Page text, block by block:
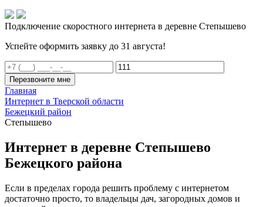
Подключение скоростного интернета в деревне Степышево
Успейте оформить заявку до 31 августа!
Перезвоните мне
Главная
Интернет в Тверской области
Бежецкий район
Степышево
Интернет в деревне Степышево
Бежецкого района
Если в пределах города решить проблему с интернетом
достаточно просто, то владельцы дач, загородных домов и